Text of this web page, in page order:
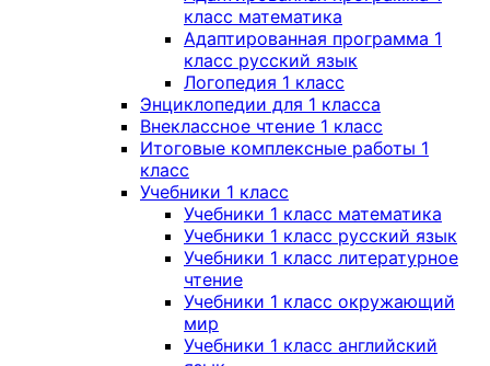
класс математика
Адаптированная программа 1
класс русский язык
Логопедия 1 класс
Энциклопедии для 1 класса
Внеклассное чтение 1 класс
Итоговые комплексные работы 1
класс
Учебники 1 класс
Учебники 1 класс математика
Учебники 1 класс русский язык
Учебники 1 класс литературное
чтение
Учебники 1 класс окружающий
мир
Учебники 1 класс английский